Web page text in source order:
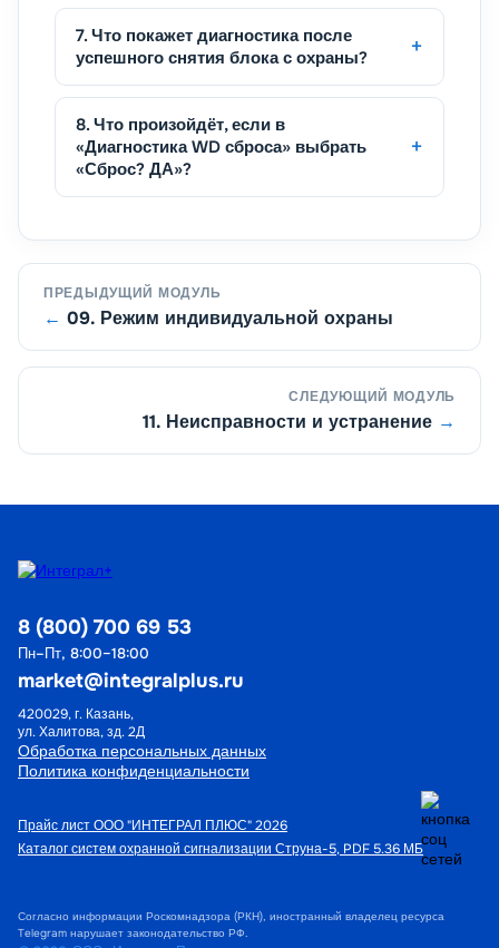
7. Что покажет диагностика после
успешного снятия блока с охраны?
8. Что произойдёт, если в
«Диагностика WD сброса» выбрать
«Сброс? ДА»?
ПРЕДЫДУЩИЙ МОДУЛЬ
09. Режим индивидуальной охраны
СЛЕДУЮЩИЙ МОДУЛЬ
11. Неисправности и устранение
8 (800) 700 69 53
Пн–Пт, 8:00–18:00
market@integralplus.ru
420029, г. Казань,
ул. Халитова, зд. 2Д
Обработка персональных данных
Политика конфиденциальности
Прайс лист ООО "ИНТЕГРАЛ ПЛЮС" 2026
Каталог систем охранной сигнализации Струна-5, PDF 5.36 МБ
Согласно информации Роскомнадзора (РКН), иностранный владелец ресурса
Telegram нарушает законодательство РФ.